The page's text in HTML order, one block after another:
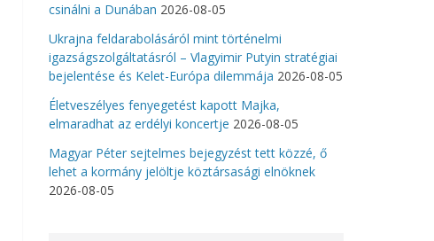
csinálni a Dunában 2026-08-05
Ukrajna feldarabolásáról mint történelmi
igazságszolgáltatásról – Vlagyimir Putyin stratégiai
bejelentése és Kelet-Európa dilemmája 2026-08-05
Életveszélyes fenyegetést kapott Majka,
elmaradhat az erdélyi koncertje 2026-08-05
Magyar Péter sejtelmes bejegyzést tett közzé, ő
lehet a kormány jelöltje köztársasági elnöknek
2026-08-05